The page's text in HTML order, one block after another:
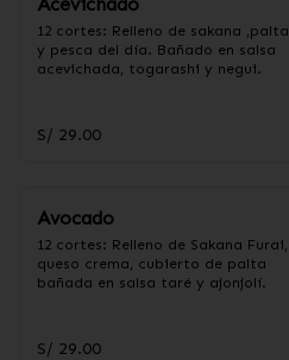
12 cortes: Relleno de sakana ,palta
y pesca del día. Bañado en salsa
acevichada, togarashi y negui.
S/ 29.00
Avocado
12 cortes: Relleno de Sakana Furai,
queso crema, cubierto de palta
bañada en salsa taré y ajonjolí.
S/ 29.00